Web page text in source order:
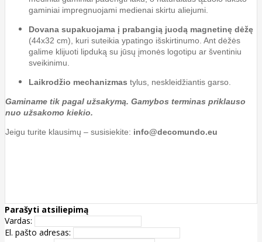
gaminiai impregnuojami medienai skirtu aliejumi.
Dovana supakuojama į prabangią juodą magnetinę dėžę
(44x32 cm), kuri suteikia ypatingo išskirtinumo. Ant dėžės
galime klijuoti lipduką su jūsų įmonės logotipu ar šventiniu
sveikinimu.
Laikrodžio mechanizmas tylus, neskleidžiantis garso.
Gaminame tik pagal užsakymą. Gamybos terminas priklauso
nuo užsakomo kiekio.
Jeigu turite klausimų – susisiekite: info@decomundo.eu
Parašyti atsiliepimą
Vardas:
El. pašto adresas: